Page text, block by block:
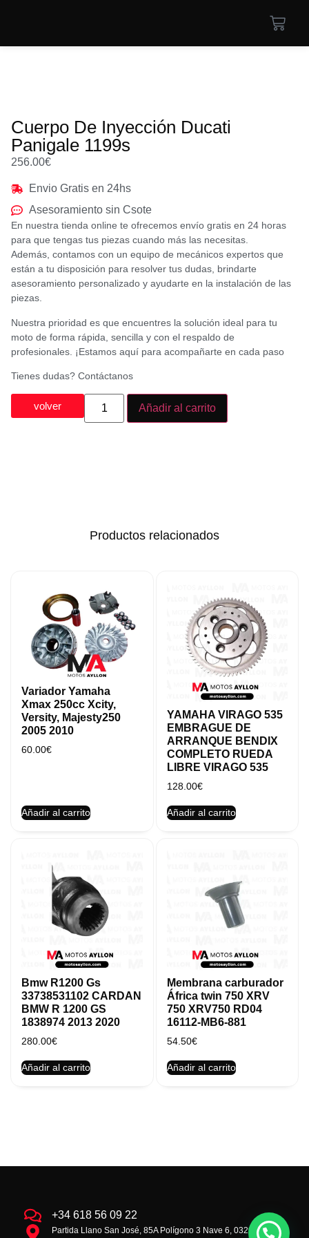
Cuerpo De Inyección Ducati
Panigale 1199s
256.00€
Envio Gratis en 24hs
Asesoramiento sin Csote
En nuestra tienda online te ofrecemos envío gratis en 24 horas
para que tengas tus piezas cuando más las necesitas.
Además, contamos con un equipo de mecánicos expertos que
están a tu disposición para resolver tus dudas, brindarte
asesoramiento personalizado y ayudarte en la instalación de las
piezas.
Nuestra prioridad es que encuentres la solución ideal para tu
moto de forma rápida, sencilla y con el respaldo de
profesionales. ¡Estamos aquí para acompañarte en cada paso
Tienes dudas? Contáctanos
volver Añadir al carrito
Productos relacionados
Variador Yamaha
Xmax 250cc Xcity,
Versity, Majesty250
2005 2010
60.00€
Añadir al carrito
YAMAHA VIRAGO 535
EMBRAGUE DE
ARRANQUE BENDIX
COMPLETO RUEDA
LIBRE VIRAGO 535
128.00€
Añadir al carrito
Bmw R1200 Gs
33738531102 CARDAN
BMW R 1200 GS
1838974 2013 2020
280.00€
Añadir al carrito
Membrana carburador
África twin 750 XRV
750 XRV750 RD04
16112-MB6-881
54.50€
Añadir al carrito
+34 618 56 09 22
Partida Llano San José, 85A Polígono 3 Nave 6, 03293 la